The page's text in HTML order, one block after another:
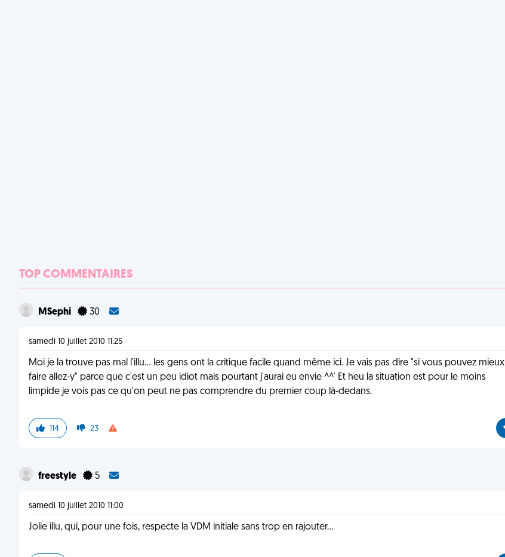
TOP COMMENTAIRES
MSephi 30
samedi 10 juillet 2010 11:25
Moi je la trouve pas mal l'illu... les gens ont la critique facile quand même ici. Je vais pas dire "si vous pouvez mieux
faire allez-y" parce que c'est un peu idiot mais pourtant j'aurai eu envie ^^' Et heu la situation est pour le moins
limpide je vois pas ce qu'on peut ne pas comprendre du premier coup là-dedans.
114 23
freestyle 5
samedi 10 juillet 2010 11:00
Jolie illu, qui, pour une fois, respecte la VDM initiale sans trop en rajouter...